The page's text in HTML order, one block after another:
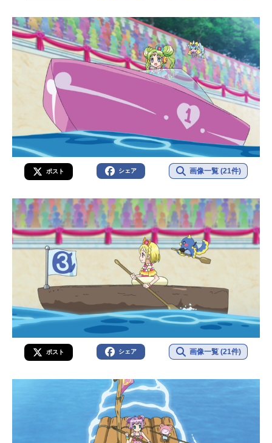
ポスト シェア 画像一覧 (21件)
ポスト シェア 画像一覧 (21件)